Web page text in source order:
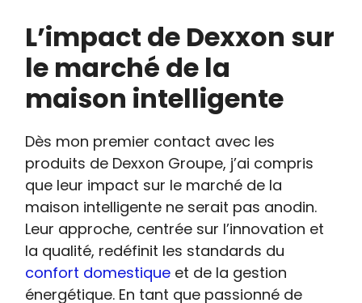
L’impact de Dexxon sur
le marché de la
maison intelligente
Dès mon premier contact avec les
produits de Dexxon Groupe, j’ai compris
que leur impact sur le marché de la
maison intelligente ne serait pas anodin.
Leur approche, centrée sur l’innovation et
la qualité, redéfinit les standards du
confort domestique et de la gestion
énergétique. En tant que passionné de